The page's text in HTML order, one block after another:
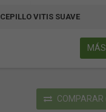
CEPILLO VITIS SUAVE
MÁS
COMPARAR